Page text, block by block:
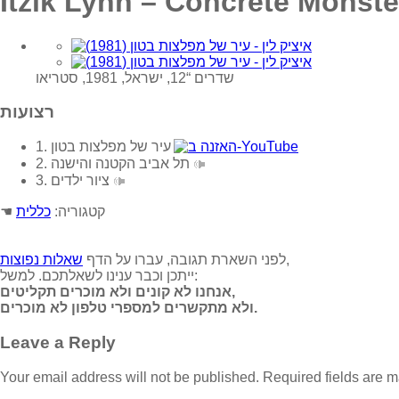
שדרים “12, ישראל, 1981, סטריאו
רצועות
1. עיר של מפלצות בטון
2. תל אביב הקטנה והישנה
3. ציור ילדים
☚ קטגוריה: כללית
לפני השארת תגובה, עברו על הדף שאלות נפוצות
,
ייתכן וכבר ענינו לשאלתכם. למשל:
אנחנו לא קונים ולא מוכרים תקליטים,
ולא מתקשרים למספרי טלפון לא מוכרים.
Leave a Reply
Your email address will not be published. Required fields are